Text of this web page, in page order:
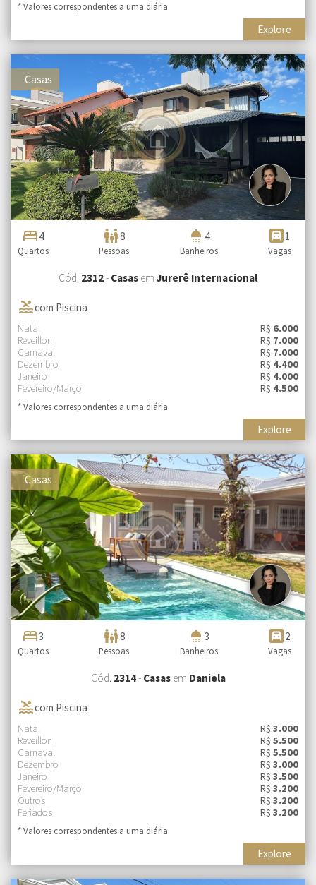
* Valores correspondentes a uma diária
Explore
Casas
bed4
Quartos
family_restroom8
Pessoas
shower 4
Banheiros
garage 1
Vagas
Cód. 2312- Casas em Jurerê Internacional
poolcom Piscina
Natal R$ 6.000
Reveillon
R$ 7.000
Carnaval
R$ 7.000
Dezembro
R$ 4.400
Janeiro
R$ 4.000
Fevereiro/Março
R$ 4.500
* Valores correspondentes a uma diária
Explore
Casas
bed3
Quartos
family_restroom8
Pessoas
shower 3
Banheiros
garage 2
Vagas
Cód. 2314- Casasem Daniela
poolcom Piscina
Natal R$ 3.000
Reveillon
R$ 5.500
Carnaval
R$ 5.500
Dezembro
R$ 3.000
Janeiro
R$ 3.500
Fevereiro/Março
R$ 3.200
Outros
R$ 3.200
Feriados
R$ 3.200
* Valores correspondentes a uma diária
Explore